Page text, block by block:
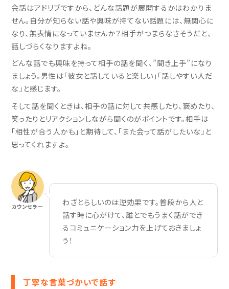
会話はアドリブですから、どんな話題が展開するかはわかりま
せん。自分が知らない話や興味が持てない話題には、無関心に
なり、無表情になっていませんか？相手がつまらなさそうだと、
話しづらくなりますよね。
どんな話でも興味を持って相手の話を聞く、”聞き上手”になり
ましょう。男性は「彼女と話していると楽しい」「話しやすい人だ
な」と感じます。
そして話を聞くときは、相手の話に対して共感したり、褒めたり、
笑ったりとリアクションしながら聞くのがポイントです。相手は
「相性が合う人かも」と期待して、「また会って話がしたいな」と
思ってくれますよ。
カウンセラー
わざとらしいのは逆効果です。普段から人と
話す時に心がけて、誰とでもうまく話ができ
るコミュニケーション力を上げておきましょ
う！
丁寧な言葉づかいで話す